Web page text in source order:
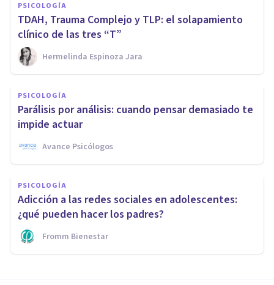
PSICOLOGÍA
TDAH, Trauma Complejo y TLP: el solapamiento
clínico de las tres “T”
Hermelinda Espinoza Jara
PSICOLOGÍA
Parálisis por análisis: cuando pensar demasiado te
impide actuar
Avance Psicólogos
PSICOLOGÍA
Adicción a las redes sociales en adolescentes:
¿qué pueden hacer los padres?
Fromm Bienestar